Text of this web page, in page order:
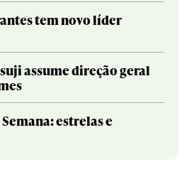
tem novo líder
assume direção geral
estrelas e